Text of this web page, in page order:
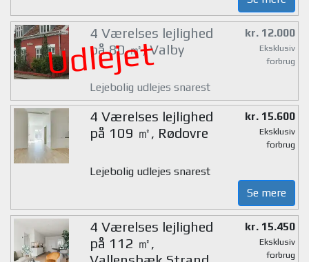
Udlejet
4 Værelses lejlighed
på 80 ㎡, Valby
kr. 12.000
Eksklusiv
forbrug
Lejebolig udlejes snarest
4 Værelses lejlighed
på 109 ㎡, Rødovre
kr. 15.600
Eksklusiv
forbrug
Lejebolig udlejes snarest
Se mere
4 Værelses lejlighed
på 112 ㎡,
kr. 15.450
Eksklusiv
forbrug